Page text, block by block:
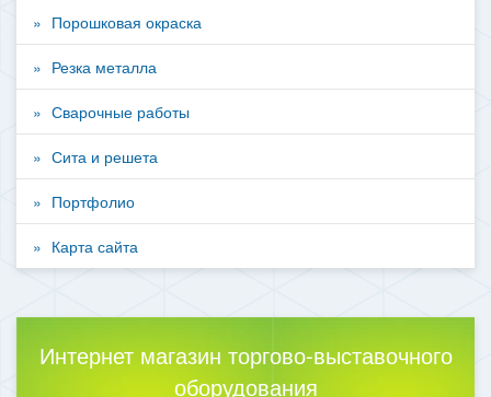
Порошковая окраска
Резка металла
Сварочные работы
Сита и решета
Портфолио
Карта сайта
Интернет магазин торгово-выставочного
оборудования